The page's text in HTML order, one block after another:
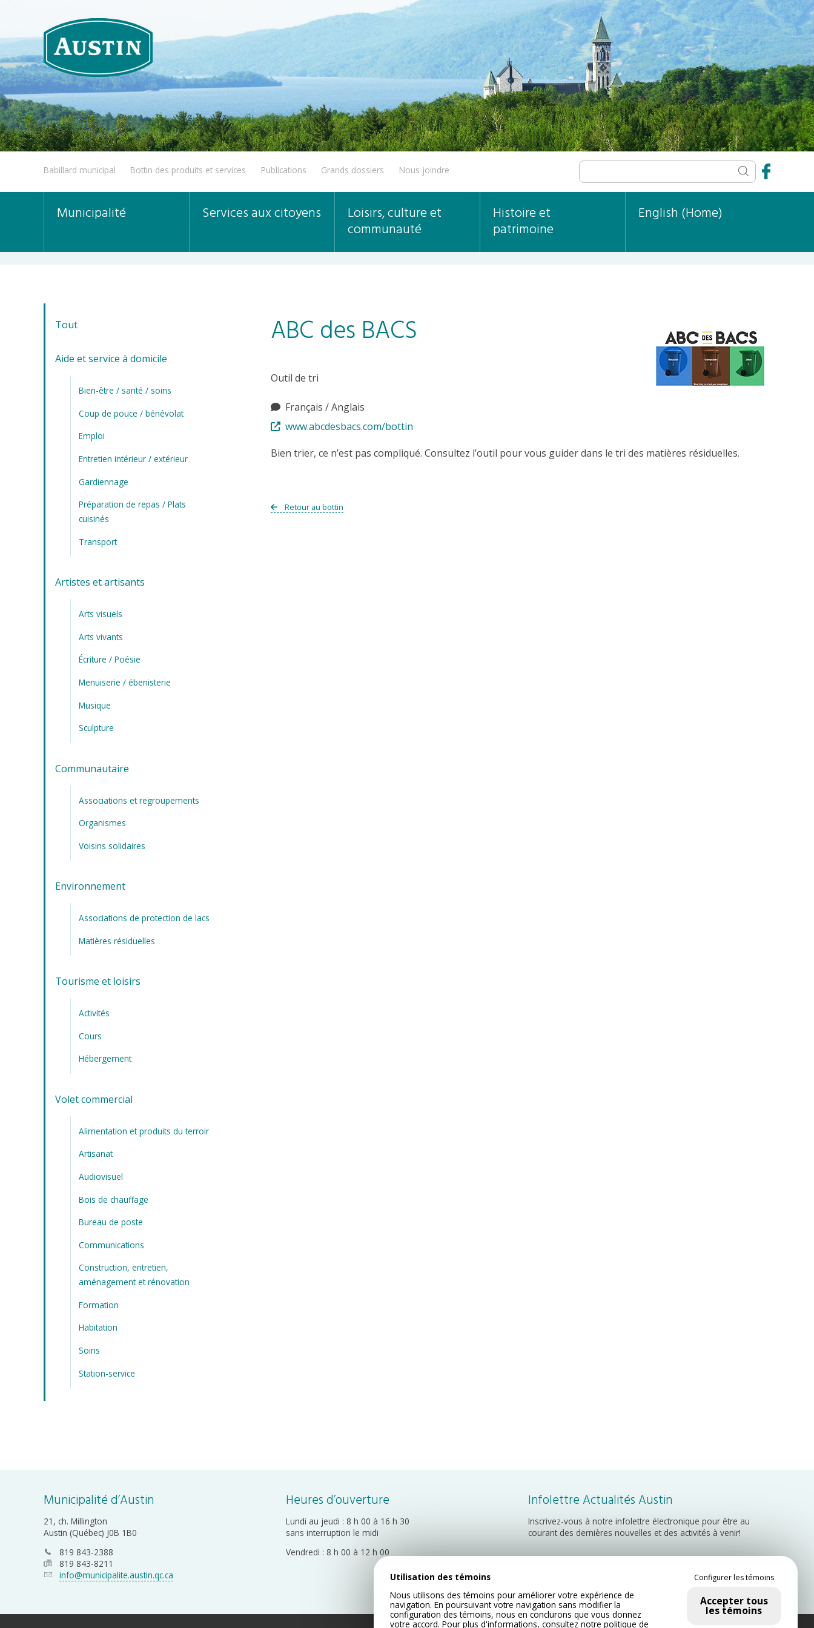
Babillard municipal Bottin des produits et services Publications Grands dossiers Nous joindre
Municipalité Services aux citoyens Loisirs, culture et
communauté
Histoire et
patrimoine
English (Home)
Tout
Aide et service à domicile
Bien-être / santé / soins
Coup de pouce / bénévolat
Emploi
Entretien intérieur / extérieur
Gardiennage
Préparation de repas / Plats
cuisinés
Transport
Artistes et artisants
Arts visuels
Arts vivants
Écriture / Poésie
Menuiserie / ébenisterie
Musique
Sculpture
Communautaire
Associations et regroupements
Organismes
Voisins solidaires
Environnement
Associations de protection de lacs
Matières résiduelles
Tourisme et loisirs
Activités
Cours
Hébergement
Volet commercial
Alimentation et produits du terroir
Artisanat
Audiovisuel
Bois de chauffage
Bureau de poste
Communications
Construction, entretien,
aménagement et rénovation
Formation
Habitation
Soins
Station-service
ABC des BACS
Outil de tri
Français / Anglais
www.abcdesbacs.com/bottin
Bien trier, ce n’est pas compliqué. Consultez l’outil pour vous guider dans le tri des matières résiduelles.
Retour au bottin
Municipalité d’Austin
21, ch. Millington
Austin (Québec) J0B 1B0
819 843-2388
819 843-8211
info@municipalite.austin.qc.ca
Heures d’ouverture
Lundi au jeudi : 8 h 00 à 16 h 30
sans interruption le midi
Vendredi : 8 h 00 à 12 h 00
Infolettre Actualités Austin
Inscrivez-vous à notre infolettre électronique pour être au
courant des dernières nouvelles et des activités à venir!
Utilisation des témoins
Nous utilisons des témoins pour améliorer votre expérience de
navigation. En poursuivant votre navigation sans modifier la
configuration des témoins, nous en conclurons que vous donnez
votre accord. Pour plus d'informations, consultez notre politique de
Configurer les témoins
Accepter tous
les témoins